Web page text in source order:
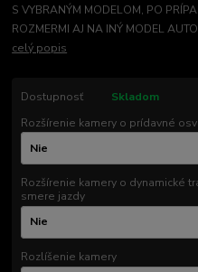
S VYBRANÝM MODELOM, PO
ROZMERMI AJ NA INÝ MODEL
celý popis
Dostupnosť
Skladom
Rozšírenie kamery o prídavné
Rozšírenie kamery o dynamické
smere jazdy
Rozlíšenie kamery